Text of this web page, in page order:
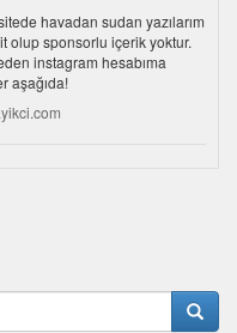
havadan sudan yazılarım
olup sponsorlu içerik yoktur.
instagram hesabıma
aşağıda!